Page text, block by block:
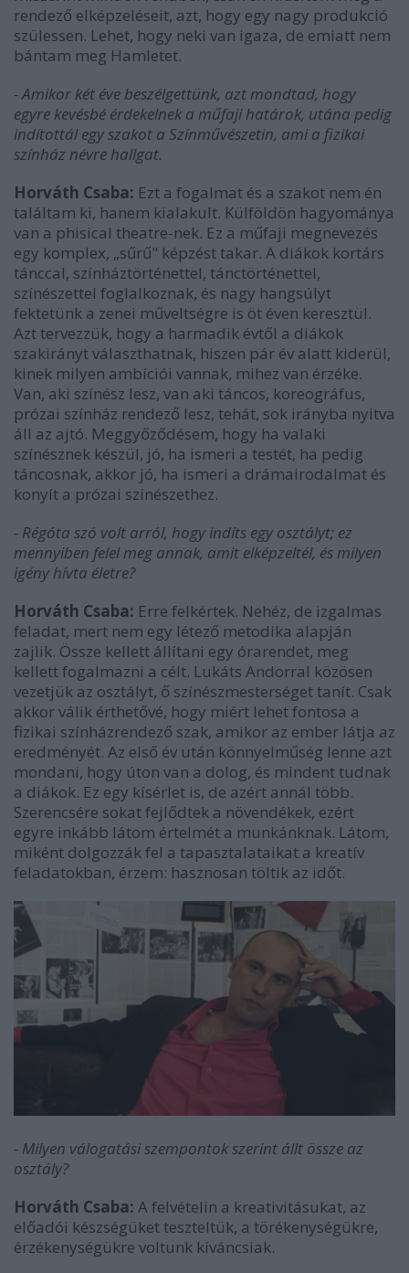
rendező elképzeléseit, azt, hogy egy nagy produkció
szülessen. Lehet, hogy neki van igaza, de emiatt nem
bántam meg Hamletet.
- Amikor két éve beszélgettünk, azt mondtad, hogy
egyre kevésbé érdekelnek a műfaji határok, utána pedig
indítottál egy szakot a Színművészetin, ami a fizikai
színház névre hallgat.
Horváth Csaba: Ezt a fogalmat és a szakot nem én
találtam ki, hanem kialakult. Külföldön hagyománya
van a phisical theatre-nek. Ez a műfaji megnevezés
egy komplex, „sűrű" képzést takar. A diákok kortárs
tánccal, színháztörténettel, tánctörténettel,
színészettel foglalkoznak, és nagy hangsúlyt
fektetünk a zenei műveltségre is öt éven keresztül.
Azt tervezzük, hogy a harmadik évtől a diákok
szakirányt választhatnak, hiszen pár év alatt kiderül,
kinek milyen ambíciói vannak, mihez van érzéke.
Van, aki színész lesz, van aki táncos, koreográfus,
prózai színház rendező lesz, tehát, sok irányba nyitva
áll az ajtó. Meggyőződésem, hogy ha valaki
színésznek készül, jó, ha ismeri a testét, ha pedig
táncosnak, akkor jó, ha ismeri a drámairodalmat és
konyít a prózai színészethez.
- Régóta szó volt arról, hogy indíts egy osztályt; ez
mennyiben felel meg annak, amit elképzeltél, és milyen
igény hívta életre?
Horváth Csaba: Erre felkértek. Nehéz, de izgalmas
feladat, mert nem egy létező metodika alapján
zajlik. Össze kellett állítani egy órarendet, meg
kellett fogalmazni a célt. Lukáts Andorral közösen
vezetjük az osztályt, ő színészmesterséget tanít. Csak
akkor válik érthetővé, hogy miért lehet fontosa a
fizikai színházrendező szak, amikor az ember látja az
eredményét. Az első év után könnyelműség lenne azt
mondani, hogy úton van a dolog, és mindent tudnak
a diákok. Ez egy kísérlet is, de azért annál több.
Szerencsére sokat fejlődtek a növendékek, ezért
egyre inkább látom értelmét a munkánknak. Látom,
miként dolgozzák fel a tapasztalataikat a kreatív
feladatokban, érzem: hasznosan töltik az időt.
- Milyen válogatási szempontok szerint állt össze az
osztály?
Horváth Csaba: A felvételin a kreativitásukat, az
előadói készségüket teszteltük, a törékenységükre,
érzékenységükre voltunk kíváncsiak.